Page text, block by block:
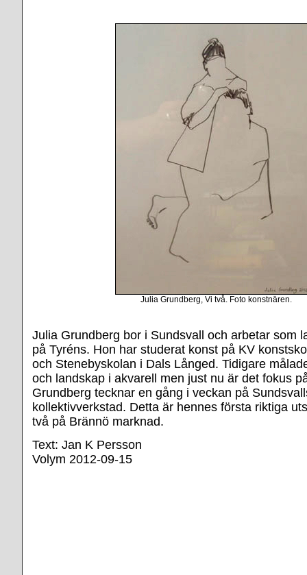
Julia Grundberg, Vi två. Foto konstnären.
Julia Grundberg bor i Sundsvall och arbetar som
på Tyréns. Hon har studerat konst på KV
och Stenebyskolan i Dals Långed. Tidigare
och landskap i akvarell men just nu är det fokus
Grundberg tecknar en gång i veckan på
kollektivverkstad. Detta är hennes första riktiga
två på Brännö marknad.
Text: Jan K Persson
Volym 2012-09-15